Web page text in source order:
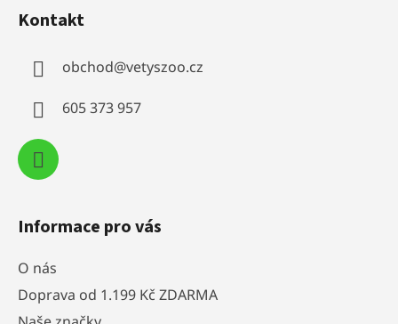
c
í
u
Kontakt
obchod@vetyszoo.cz
605 373 957
Informace pro vás
O nás
Doprava od 1.199 Kč ZDARMA